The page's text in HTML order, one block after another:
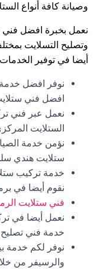
وصيانة كافة أنواع
نعمل بخبرة افضل
وتصليح التسلايت
أيضا في توفير الخدمات
نوفر افضل
افضل فني
نعمل عبر فني
الستلايت
نؤمن خدمة
ستلايت هندي
خدمة تركيب
نقوم أيضا في
فني ستلايت
نعمل أيضا في
خدمة فني تصليح
نوفر لكم خدمة
والرسيفر من